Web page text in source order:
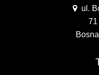
ul.
71